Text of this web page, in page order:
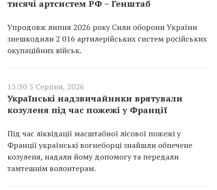
тисячі артсистем РФ – Генштаб
Упродовж липня 2026 року Сили оборони України
знешкодили 2 016 артилерійських систем російських
окупаційних військ.
15:30 5 Серпня, 2026
Українські надзвичайники врятували
козуленя під час пожежі у Франції
Під час ліквідації масштабної лісової пожежі у
Франції українські вогнеборці знайшли обпечене
козуленя, надали йому допомогу та передали
тамтешнім волонтерам.